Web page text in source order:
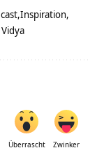
Inspiration
Überrascht Zwinker